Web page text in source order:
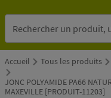
Accueil Tous les produits
JONC POLYAMIDE PA66
MAXEVILLE [PRODUIT-11203]